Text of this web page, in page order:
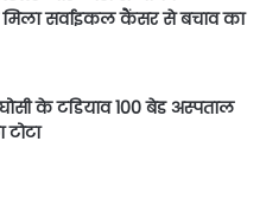
मिला सर्वाइकल कैंसर से बचाव का
के टडियाव 100 बेड अस्पताल